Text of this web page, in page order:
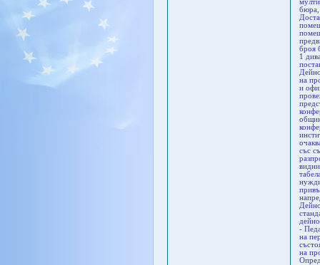
бюра,
броя
1
на
и
със
-
на
на